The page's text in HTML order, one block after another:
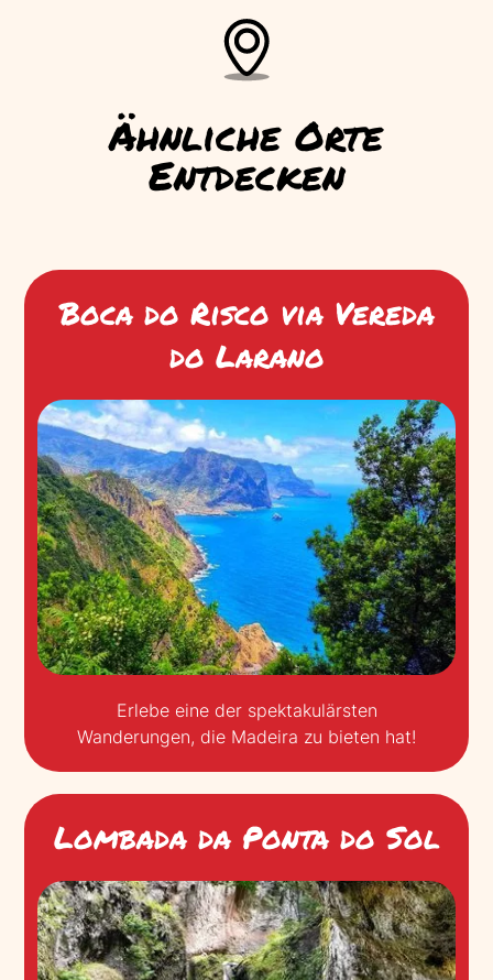
Ähnliche Orte
Entdecken
Boca do Risco via Vereda
do Larano
Erlebe eine der spektakulärsten
Wanderungen, die Madeira zu bieten hat!
Lombada da Ponta do Sol